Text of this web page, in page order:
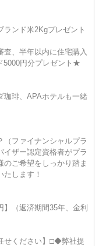
ンド米2Kgプレゼント
、半年以内に住宅購入
5000円分プレゼント★
珈琲、APAホテルも一緒
（ファイナンシャルプラ
イザー認定資格者がプラ
のご希望をしっかり踏ま
します！
（返済期間35年、金利
せください】□◆弊社提